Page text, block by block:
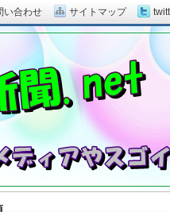
い合わせ サイトマップ